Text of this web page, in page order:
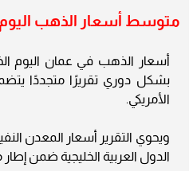
متوسط أسعار الذهب اليوم
بشكل دوري تقريرًا متجددًا يتضمن
الأمريكي.
الدول العربية الخليجية ضمن